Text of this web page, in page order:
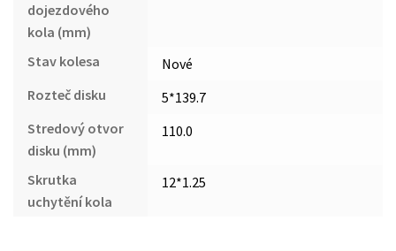
dojezdového
kola (mm)
Stav kolesa
Nové
Rozteč disku
5*139.7
Stredový otvor
disku (mm)
110.0
Skrutka
uchytění kola
12*1.25